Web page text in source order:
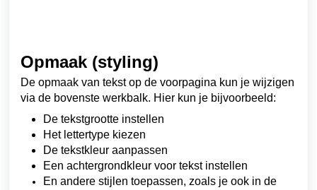
Opmaak (styling)
De opmaak van tekst op de voorpagina kun je wijzigen
via de bovenste werkbalk. Hier kun je bijvoorbeeld:
De tekstgrootte instellen
Het lettertype kiezen
De tekstkleur aanpassen
Een achtergrondkleur voor tekst instellen
En andere stijlen toepassen, zoals je ook in de